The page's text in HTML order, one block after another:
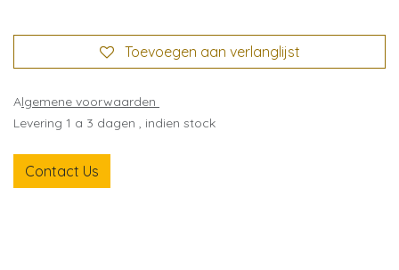
Toevoegen aan verlanglijst
Algemene voorwaarden
Levering 1 a 3 dagen , indien stock
Contact Us